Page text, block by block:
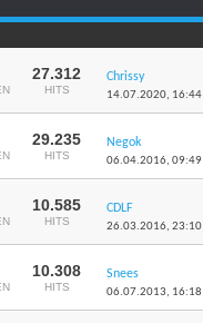
27.312
HITS
Chrissy
14.07.2020, 16:44
29.235
HITS
Negok
06.04.2016,09:49
10.585
HITS
CDLF
26.03.2016,23:10
10.308
HITS
Snees
06.07.2013, 16:18